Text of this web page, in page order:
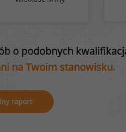
o podobnych
na Twoim stanowisku.
raport